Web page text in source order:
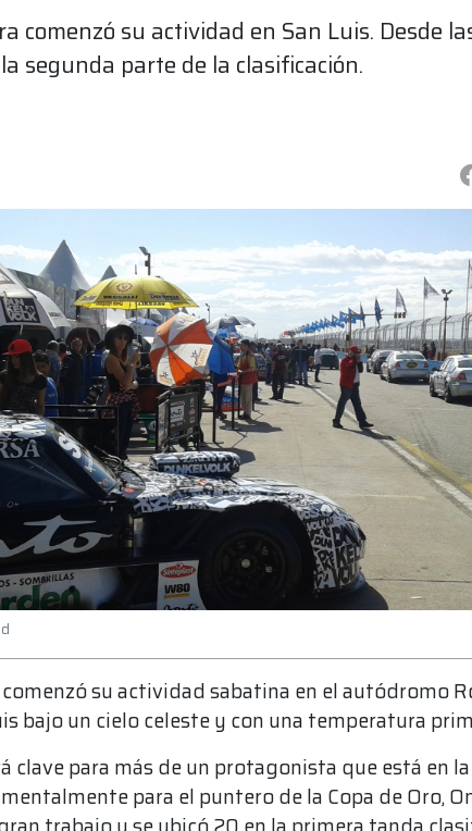
comenzó su actividad en San Luis. Desde
segunda parte de la clasificación.
su actividad sabatina en el autódromo
bajo un cielo celeste y con una temperatura
clave para más de un protagonista que está en
para el puntero de la Copa de Oro,